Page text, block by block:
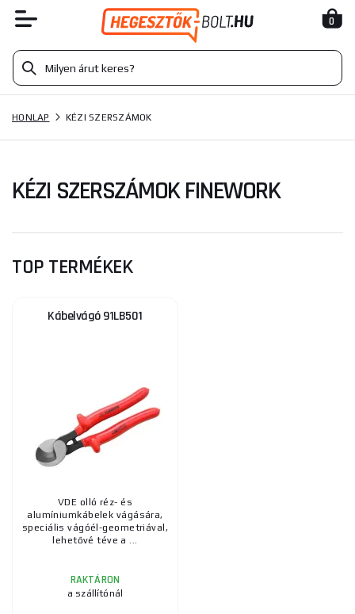
0
HONLAP KÉZI SZERSZÁMOK
KÉZI SZERSZÁMOK FINEWORK
TOP TERMÉKEK
Kábelvágó 91LB501
VDE olló réz- és
alumíniumkábelek vágására,
speciális vágóél-geometriával,
lehetővé téve a ...
RAKTÁRON
a szállítónál